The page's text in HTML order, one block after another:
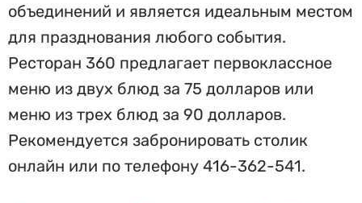
объединений и является идеальным местом
для празднования любого события.
Ресторан 360 предлагает первоклассное
меню из двух блюд за 75 долларов или
меню из трех блюд за 90 долларов.
Рекомендуется забронировать столик
онлайн или по телефону 416-362-541.